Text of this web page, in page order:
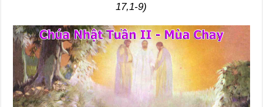
17,1-9)